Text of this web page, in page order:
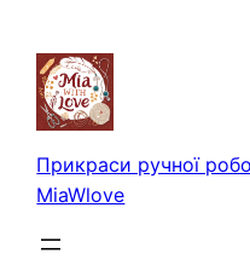
вмісту
Прикраси ручної
MiaWlove